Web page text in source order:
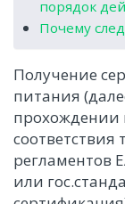
порядок
Почему
Получение
питания
прохождении
соответствия
регламентов
или